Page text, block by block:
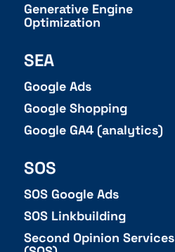
Generative Engine
Optimization
SEA
Google Ads
Google Shopping
Google GA4 (analytics)
SOS
SOS Google Ads
SOS Linkbuilding
Second Opinion Services